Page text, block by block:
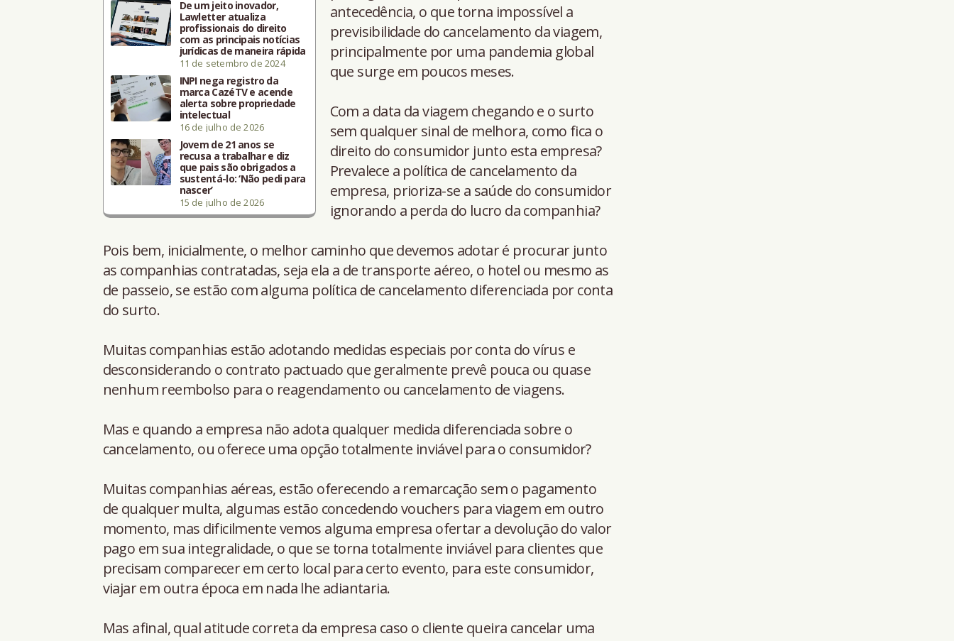
De um jeito inovador,
Lawletter atualiza
profissionais do direito
com as principais notícias
jurídicas de maneira rápida
11 de setembro de 2024
INPI nega registro da
marca CazéTV e acende
alerta sobre propriedade
intelectual
16 de julho de 2026
Jovem de 21 anos se
recusa a trabalhar e diz
que pais são obrigados a
sustentá-lo: ‘Não pedi para
nascer’
15 de julho de 2026
antecedência, o que torna impossível a
previsibilidade do cancelamento da viagem,
principalmente por uma pandemia global
que surge em poucos meses.
Com a data da viagem chegando e o surto
sem qualquer sinal de melhora, como fica o
direito do consumidor junto esta empresa?
Prevalece a política de cancelamento da
empresa, prioriza-se a saúde do consumidor
ignorando a perda do lucro da companhia?
Pois bem, inicialmente, o melhor caminho que devemos adotar é procurar junto
as companhias contratadas, seja ela a de transporte aéreo, o hotel ou mesmo as
de passeio, se estão com alguma política de cancelamento diferenciada por conta
do surto.
Muitas companhias estão adotando medidas especiais por conta do vírus e
desconsiderando o contrato pactuado que geralmente prevê pouca ou quase
nenhum reembolso para o reagendamento ou cancelamento de viagens.
Mas e quando a empresa não adota qualquer medida diferenciada sobre o
cancelamento, ou oferece uma opção totalmente inviável para o consumidor?
Muitas companhias aéreas, estão oferecendo a remarcação sem o pagamento
de qualquer multa, algumas estão concedendo vouchers para viagem em outro
momento, mas dificilmente vemos alguma empresa ofertar a devolução do valor
pago em sua integralidade, o que se torna totalmente inviável para clientes que
precisam comparecer em certo local para certo evento, para este consumidor,
viajar em outra época em nada lhe adiantaria.
Mas afinal, qual atitude correta da empresa caso o cliente queira cancelar uma